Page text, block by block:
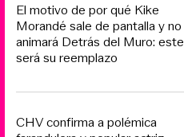
El motivo de por qué Kike
Morandé sale de pantalla y no
animará Detrás del Muro: este
será su reemplazo
CHV confirma a polémica